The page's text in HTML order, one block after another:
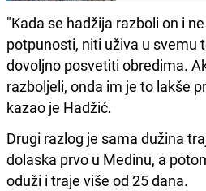
"Kada se hadžija razboli on i
potpunosti, niti uživa u svemu
dovoljno posvetiti obredima.
razboljeli, onda im je to lakše
kazao je Hadžić.
Drugi razlog je sama dužina
dolaska prvo u Medinu, a
oduži i traje više od 25 dana.